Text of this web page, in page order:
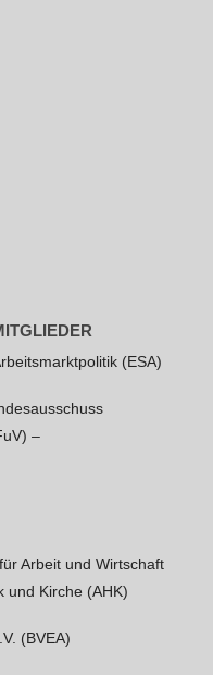
(ESA)
–
Arbeit und Wirtschaft
und Kirche (AHK)
(BVEA)